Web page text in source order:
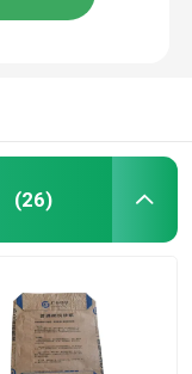
(26)